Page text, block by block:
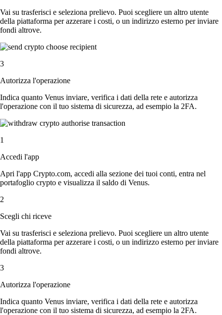
Vai su trasferisci e seleziona prelievo. Puoi scegliere un altro utente
della piattaforma per azzerare i costi, o un indirizzo esterno per inviare
fondi altrove.
3
Autorizza l'operazione
Indica quanto Venus inviare, verifica i dati della rete e autorizza
l'operazione con il tuo sistema di sicurezza, ad esempio la 2FA.
1
Accedi l'app
Apri l'app Crypto.com, accedi alla sezione dei tuoi conti, entra nel
portafoglio crypto e visualizza il saldo di Venus.
2
Scegli chi riceve
Vai su trasferisci e seleziona prelievo. Puoi scegliere un altro utente
della piattaforma per azzerare i costi, o un indirizzo esterno per inviare
fondi altrove.
3
Autorizza l'operazione
Indica quanto Venus inviare, verifica i dati della rete e autorizza
l'operazione con il tuo sistema di sicurezza, ad esempio la 2FA.